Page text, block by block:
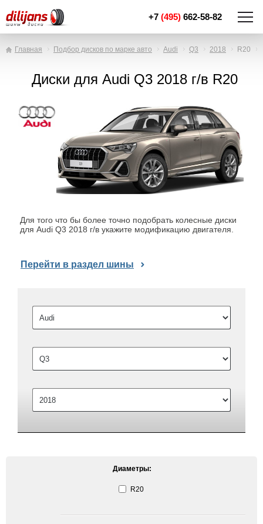
+7 (495) 662-58-82
Главная Подбор дисков по марке авто Audi Q3 2018 R20
Диски для Audi Q3 2018 г/в R20
Для того что бы более точно подобрать колесные диски
для Audi Q3 2018 г/в укажите модификацию двигателя.
Перейти в раздел шины
Диаметры:
R20